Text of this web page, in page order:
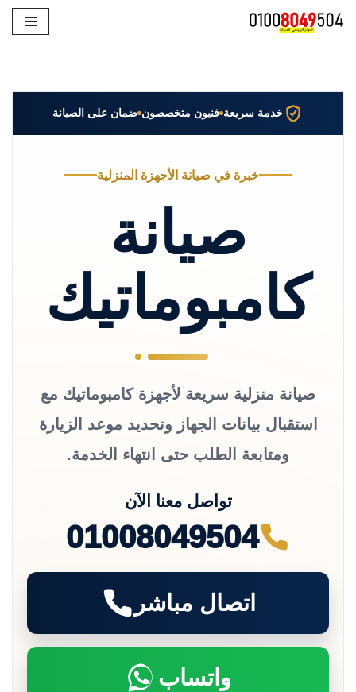
خدمة سريعة فنيون متخصصون ضمان على الصيانة
خبرة في صيانة الأجهزة المنزلية
صيانة
كامبوماتيك
صيانة منزلية سريعة لأجهزة كامبوماتيك مع
استقبال بيانات الجهاز وتحديد موعد الزيارة
ومتابعة الطلب حتى انتهاء الخدمة.
تواصل معنا الآن
01008049504
اتصال مباشر
واتساب